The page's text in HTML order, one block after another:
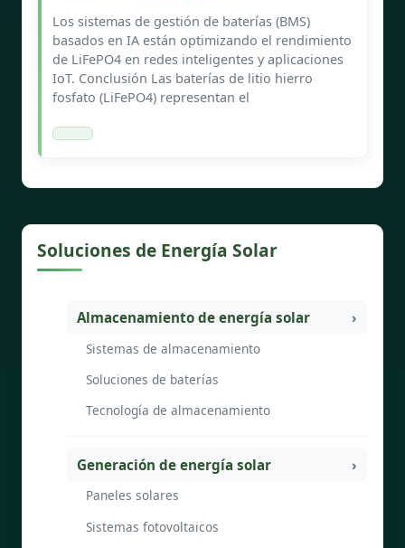
Los sistemas de gestión de baterías (BMS)
basados en IA están optimizando el rendimiento
de LiFePO4 en redes inteligentes y aplicaciones
IoT. Conclusión Las baterías de litio hierro
fosfato (LiFePO4) representan el
Soluciones de Energía Solar
Almacenamiento de energía solar
Sistemas de almacenamiento
Soluciones de baterías
Tecnología de almacenamiento
Generación de energía solar
Paneles solares
Sistemas fotovoltaicos